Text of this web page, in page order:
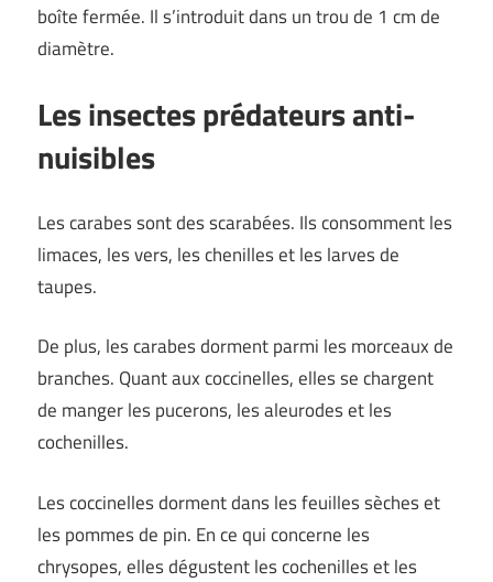
boîte fermée. Il s’introduit dans un trou de 1 cm de
diamètre.
Les insectes prédateurs anti-
nuisibles
Les carabes sont des scarabées. Ils consomment les
limaces, les vers, les chenilles et les larves de
taupes.
De plus, les carabes dorment parmi les morceaux de
branches. Quant aux coccinelles, elles se chargent
de manger les pucerons, les aleurodes et les
cochenilles.
Les coccinelles dorment dans les feuilles sèches et
les pommes de pin. En ce qui concerne les
chrysopes, elles dégustent les cochenilles et les